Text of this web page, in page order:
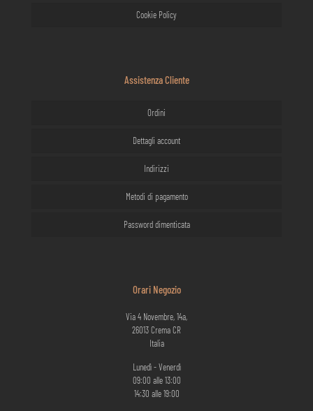
Cookie Policy
Assistenza Cliente
Ordini
Dettagli account
Indirizzi
Metodi di pagamento
Password dimenticata
Orari Negozio
Via 4 Novembre, 14a,
26013 Crema CR
Italia
Lunedì - Venerdì
09:00 alle 13:00
14:30 alle 19:00